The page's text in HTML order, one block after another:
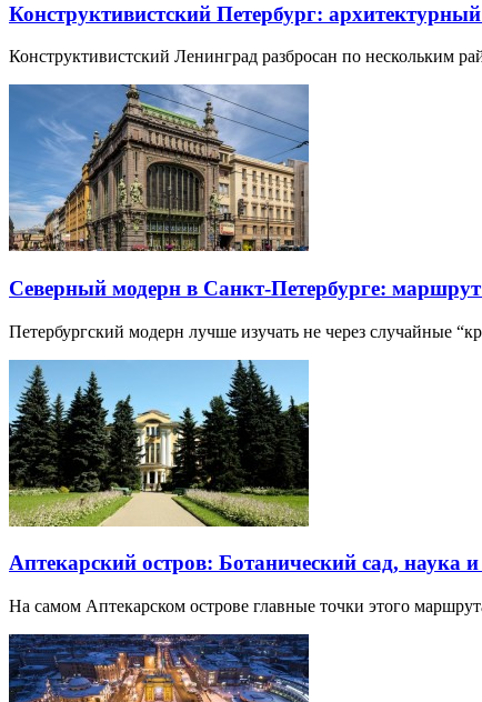
Конструктивистский Петербург:
Конструктивистский Ленинград разбросан по нескольким
Северный модерн в Санкт-Петербурге:
Петербургский модерн лучше изучать не через случайные
Аптекарский остров: Ботанический сад, наука
На самом Аптекарском острове главные точки этого